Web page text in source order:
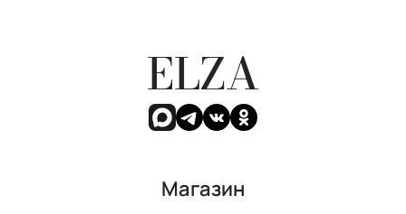
ELZA
Магазин